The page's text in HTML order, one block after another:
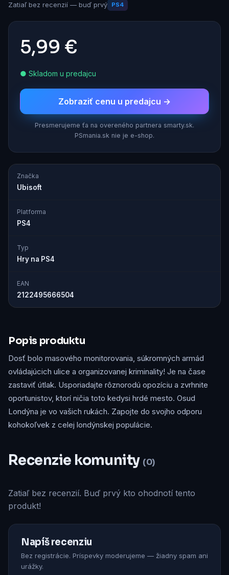
Zatiaľ bez recenzií — buď prvý PS4
5,99 €
● Skladom u predajcu
Zobraziť cenu u predajcu →
Presmerujeme ťa na overeného partnera smarty.sk.
PSmania.sk nie je e-shop.
Značka
Ubisoft
Platforma
PS4
Typ
Hry na PS4
EAN
2122495666504
Popis produktu
Dosť bolo masového monitorovania, súkromných armád
ovládajúcich ulice a organizovanej kriminality! Je na čase
zastaviť útlak. Usporiadajte rôznorodú opozíciu a zvrhnite
oportunistov, ktorí ničia toto kedysi hrdé mesto. Osud
Londýna je vo vašich rukách. Zapojte do svojho odporu
kohokoľvek z celej londýnskej populácie.
Recenzie komunity (0)
Zatiaľ bez recenzií. Buď prvý kto ohodnotí tento
produkt!
Napíš recenziu
Bez registrácie. Príspevky moderujeme — žiadny spam ani
urážky.